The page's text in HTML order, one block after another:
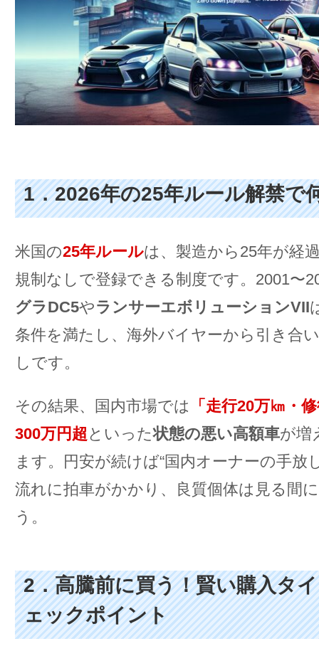
1．2026年の25年ルール解禁で
米国の25年ルールは、製造から25年が経
規制なしで登録できる制度です。2001〜
グラDC5やランサーエボリューションVII
条件を満たし、海外バイヤーから引き合
しです。
その結果、国内市場では
「走行20万㎞・
300万円超 といった状態の悪い高額車が増
ます。円安が続けば“国内オーナーの手放
流れに拍車がかかり、良質個体は見る間
う。
2．高騰前に買う！賢い購入タ
ェックポイント